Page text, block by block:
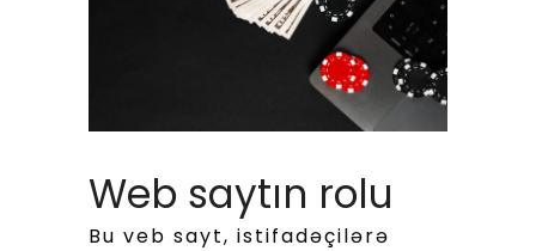
Web saytın rolu
Bu veb sayt, istifadəçilərə